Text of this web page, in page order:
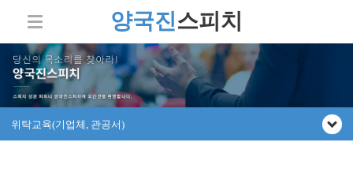
양국진스피치
위탁교육(기업체, 관공서)